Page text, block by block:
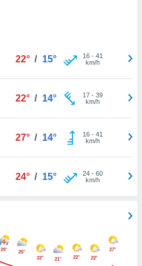
22° / 15° 16- 41
km/h
22° / 14° 17- 39
km/h
27° / 14° 16- 41
km/h
24° / 15° 24- 60
km/h
29°
25°
22°
21° 22° 22°
27°